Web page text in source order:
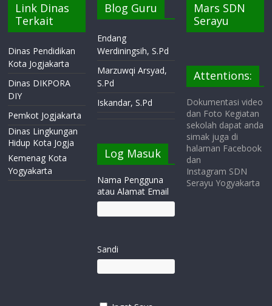
Link Dinas
Terkait
Dinas Pendidikan
Kota Jogjakarta
Dinas DIKPORA
DIY
Pemkot Jogjakarta
Dinas Lingkungan
Hidup Kota Jogja
Kemenag Kota
Yogyakarta
Blog Guru
Endang
Werdiningsih, S.Pd
Marzuwqi Arsyad,
S.Pd
Iskandar, S.Pd
Log Masuk
Nama Pengguna
atau Alamat Email
Sandi
Mars SDN
Serayu
Attentions:
Dokumentasi video
dan Foto Kegiatan
sekolah dapat anda
simak juga di
halaman Facebook
dan
Instagram SDN
Serayu Yogyakarta